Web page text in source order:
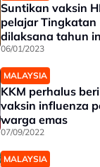
Suntikan vaksin
pelajar Tingkatan
dilaksana tahun
06/01/2023
MALAYSIA
KKM perhalus
vaksin influenza
warga emas
07/09/2022
MALAYSIA